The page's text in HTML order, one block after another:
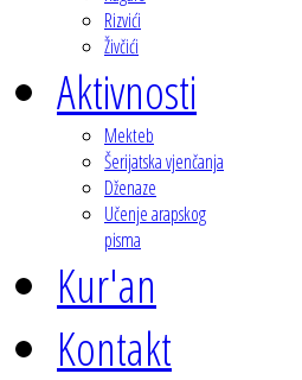
Rizvići
Živčići
Aktivnosti
Mekteb
Šerijatska vjenčanja
Dženaze
Učenje arapskog
pisma
Kur'an
Kontakt